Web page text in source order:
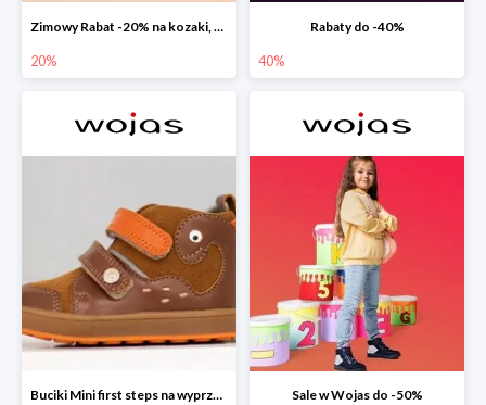
Zimowy Rabat -20% na kozaki, botki, trzewiki, wyprzedaż
20%
Rabaty do -40%
40%
Buciki Mini first steps na wyprzedaży Sale w Wojas do -50%